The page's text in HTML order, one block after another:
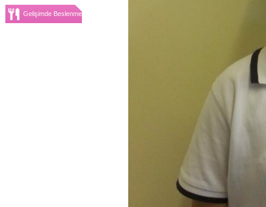
Gelişimde Beslenme